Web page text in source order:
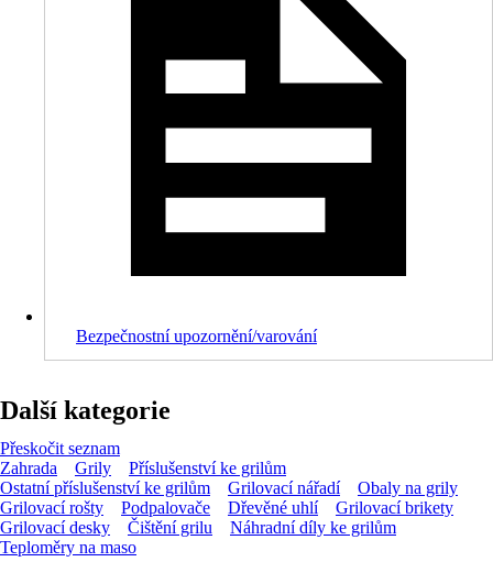
Bezpečnostní upozornění/varování
Další kategorie
Přeskočit seznam
Zahrada
Grily
Příslušenství ke grilům
Ostatní příslušenství ke grilům
Grilovací nářadí
Obaly na grily
Grilovací rošty
Podpalovače Dřevěné uhlí
Grilovací brikety
Grilovací desky
Čištění grilu
Náhradní díly ke grilům
Teploměry na maso